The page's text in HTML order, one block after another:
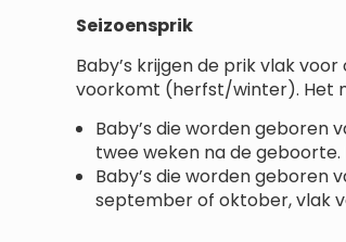
Seizoensprik
Baby’s krijgen de prik vlak
voorkomt (herfst/winter). Het
Baby’s die worden geboren
twee weken na de
Baby’s die worden geboren
september of oktober, vlak